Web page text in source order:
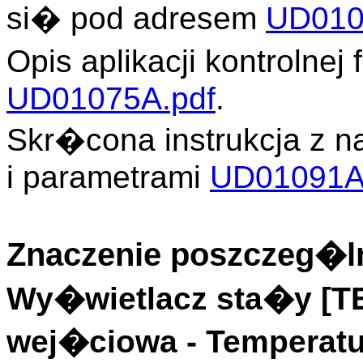
si� pod adresem
Opis aplikacji
UD01075A.pdf.
Skr�cona instrukcja z
i parametrami
Znaczenie
Wy�wietlacz sta�y
wej�ciowa -